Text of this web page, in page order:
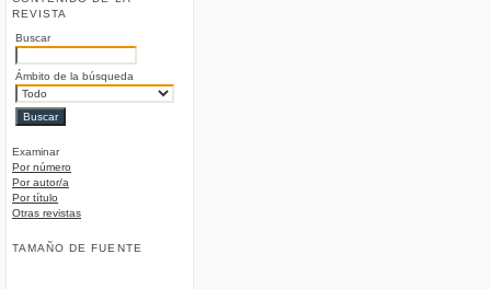
REVISTA
Buscar
Ámbito de la búsqueda
Examinar
Por número
Por autor/a
Por título
Otras revistas
TAMAÑO DE FUENTE